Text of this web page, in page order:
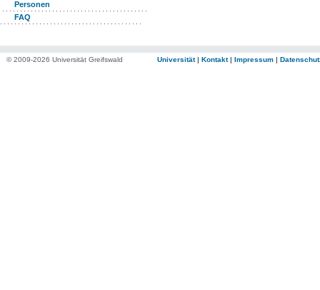
Personen
FAQ
© 2009-2026 Universität Greifswald Universität| Kontakt| Impressum |